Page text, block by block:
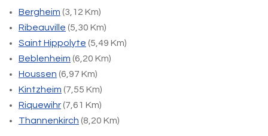
Bergheim (3,12 Km)
Ribeauville (5,30 Km)
Saint Hippolyte (5,49 Km)
Beblenheim (6,20 Km)
Houssen (6,97 Km)
Kintzheim (7,55 Km)
Riquewihr(7,61 Km)
Thannenkirch (8,20 Km)